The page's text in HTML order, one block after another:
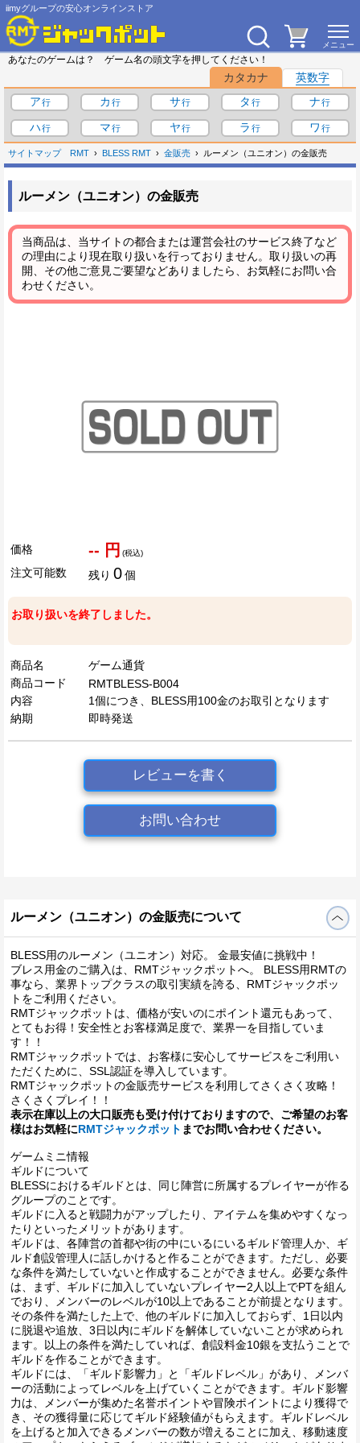
iimyグループの安心オンラインストア
あなたのゲームは？ ゲーム名の頭文字を押してください！
カタカナ
英数字
ア
カ サ タ
ナ
ハ
マ ヤ ラ ワ
サイトマップ RMT BLESS RMT 金販売 ルーメン（ユニオン）の金販売
ルーメン（ユニオン）の金販売
当商品は、当サイトの都合または運営会社のサービス終了など
の理由により現在取り扱いを行っておりません。取り扱いの再
開、その他ご意見ご要望などありましたら、お気軽にお問い合
わせください。
価格 -- 円 (税込)
注文可能数 残り 0個
お取り扱いを終了しました。
商品名
ゲーム通貨
商品コード
RMTBLESS-B004
内容
1個につき、BLESS用100金のお取引となります
納期
即時発送
レビューを書く
お問い合わせ
ルーメン（ユニオン）の金販売について
BLESS用のルーメン（ユニオン）対応。 金最安値に挑戦中！
ブレス用金のご購入は、RMTジャックポットへ。 BLESS用RMTの
事なら、業界トップクラスの取引実績を誇る、RMTジャックポッ
トをご利用ください。
RMTジャックポットは、価格が安いのにポイント還元もあって、
とてもお得！安全性とお客様満足度で、業界一を目指していま
す！！
RMTジャックポットでは、お客様に安心してサービスをご利用い
ただくために、SSL認証を導入しています。
RMTジャックポットの金販売サービスを利用してさくさく攻略！
さくさくプレイ！！
表示在庫以上の大口販売も受け付けておりますので、ご希望のお客
様はお気軽にRMTジャックポット までお問い合わせください。
ゲームミニ情報
ギルドについて
BLESSにおけるギルドとは、同じ陣営に所属するプレイヤーが作る
グループのことです。
ギルドに入ると戦闘力がアップしたり、アイテムを集めやすくなっ
たりといったメリットがあります。
ギルドは、各陣営の首都や街の中にいるにいるギルド管理人か、ギ
ルド創設管理人に話しかけると作ることができます。ただし、必要
な条件を満たしていないと作成することができません。必要な条件
は、まず、ギルドに加入していないプレイヤー2人以上でPTを組ん
でおり、メンバーのレベルが10以上であることが前提となります。
その条件を満たした上で、他のギルドに加入しておらず、1日以内
に脱退や追放、3日以内にギルドを解体していないことが求められ
ます。以上の条件を満たしていれば、創設料金10銀を支払うことで
ギルドを作ることができます。
ギルドには、「ギルド影響力」と「ギルドレベル」があり、メンバ
ーの活動によってレベルを上げていくことができます。ギルド影響
力は、メンバーが集めた名誉ポイントや冒険ポイントにより獲得で
き、その獲得量に応じてギルド経験値がもらえます。ギルドレベル
を上げると加入できるメンバーの数が増えることに加え、移動速度